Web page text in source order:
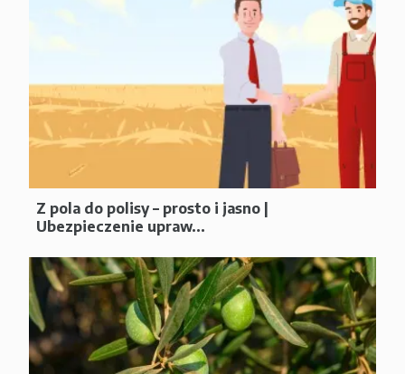
Z pola do polisy – prosto i jasno |
Ubezpieczenie upraw...